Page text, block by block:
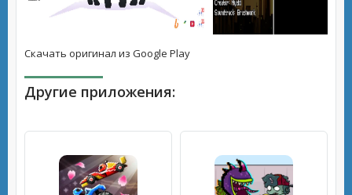
Скачать оригинал из Google Play
Другие приложения: